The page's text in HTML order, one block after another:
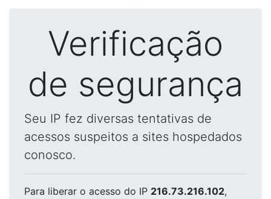
Verificação
de segurança
Seu IP fez diversas tentativas de
acessos suspeitos a sites hospedados
conosco.
Para liberar o acesso do IP 216.73.216.102,